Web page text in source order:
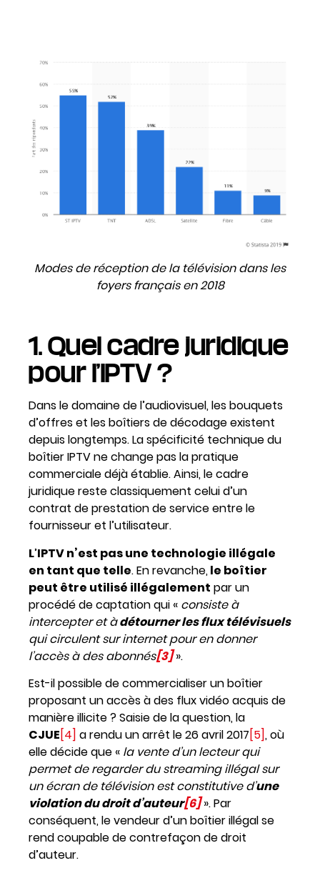
Modes de réception de la télévision dans les
foyers français en 2018
1. Quel cadre juridique
pour l’IPTV ?
Dans le domaine de l’audiovisuel, les bouquets
d’offres et les boîtiers de décodage existent
depuis longtemps. La spécificité technique du
boîtier IPTV ne change pas la pratique
commerciale déjà établie. Ainsi, le cadre
juridique reste classiquement celui d’un
contrat de prestation de service entre le
fournisseur et l’utilisateur.
L’IPTV n’est pas une technologie illégale
en tant que telle. En revanche,le boîtier
peut être utilisé illégalement par un
procédé de captation qui « consiste à
intercepter et àdétourner les flux télévisuels
qui circulent sur internet pour en donner
l’accès à des abonnés[3]».
Est-il possible de commercialiser un boîtier
proposant un accès à des flux vidéo acquis de
manière illicite ? Saisie de la question, la
CJUE[4] a rendu un arrêt le 26 avril 2017[5], où
elle décide que « la vente d’un lecteur qui
permet de regarder du streaming illégal sur
un écran de télévision est constitutive d’une
violation du droit d’auteur[6]». Par
conséquent, le vendeur d’un boîtier illégal se
rend coupable de contrefaçon de droit
d’auteur.